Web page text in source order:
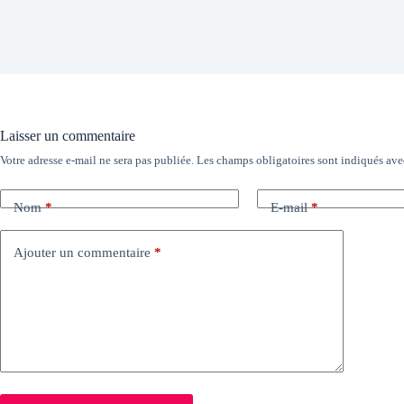
Laisser un commentaire
Votre adresse e-mail ne sera pas publiée. Les champs obligatoires sont indiqués
Nom* E-mail*
Ajouter un commentaire *